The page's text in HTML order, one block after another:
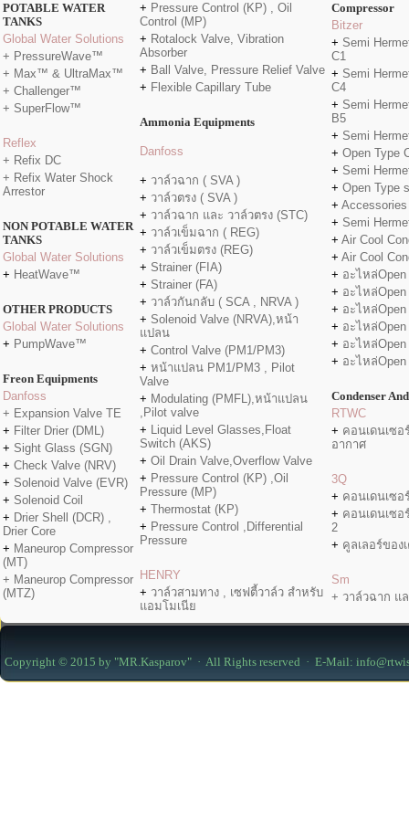
POTABLE WATER
TANKS
Global Water Solutions
+ PressureWave™
+ Max™ & UltraMax™
+ Challenger™
+ SuperFlow™
Reflex
+ Refix DC
+ Refix Water Shock
Arrestor
NON POTABLE WATER
TANKS
Global Water Solutions
+ HeatWave™
OTHER PRODUCTS
Global Water Solutions
+ PumpWave™
Freon Equipments
Danfoss
+ Expansion Valve TE
+ Filter Drier (DML)
+ Sight Glass (SGN)
+ Check Valve (NRV)
+ Solenoid Valve (EVR)
+ Solenoid Coil
+ Drier Shell (DCR) ,
Drier Core
+ Maneurop Compressor
(MT)
+ Maneurop Compressor
(MTZ)
+ Pressure Control (KP) , Oil
Control (MP)
+ Rotalock Valve, Vibration
Absorber
+ Ball Valve, Pressure Relief Valve
+ Flexible Capillary Tube
Ammonia Equipments
Danfoss
+ วาล์วฉาก ( SVA )
+ วาล์วตรง ( SVA )
+ วาล์วฉาก และ วาล์วตรง (STC)
+ วาล์วเข็มฉาก ( REG)
+ วาล์วเข็มตรง (REG)
+ Strainer (FIA)
+ Strainer (FA)
+ วาล์วกันกลับ ( SCA , NRVA )
+ Solenoid Valve (NRVA),หน้า
แปลน
+ Control Valve (PM1/PM3)
+ หน้าแปลน PM1/PM3 , Pilot
Valve
+ Modulating (PMFL),หน้าแปลน
,Pilot valve
+ Liquid Level Glasses,Float
Switch (AKS)
+ Oil Drain Valve,Overflow Valve
+ Pressure Control (KP) ,Oil
Pressure (MP)
+ Thermostat (KP)
+ Pressure Control ,Differential
Pressure
HENRY
+ วาล์วสามทาง , เซฟตี้วาล์ว สำหรับ
แอมโมเนีย
Compressor
Bitzer
+ Semi
C1
+ Semi
C4
+ Semi
B5
+ Semi
+ Open Type
+ Semi
+ Open Type
+
+ Semi
+ Air Cool
+ Air Cool
+ อะไหล่Open
+ อะไหล่Open
+ อะไหล่Open
+ อะไหล่Open
+ อะไหล่Open
+ อะไหล่Open
Condenser
RTWC
+ คอนเดนเซ
อากาศ
3Q
+ คอนเดนเซ
+ คอนเดนเซ
2
+ คูลเลอร์ของ
Sm
+ วาล์วฉาก แ
Copyright © 2015 by "MR.Kasparov" · All Rights reserved · E-Mail: